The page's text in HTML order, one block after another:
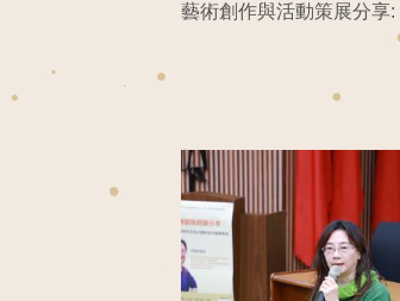
藝術創作與活動策展分享